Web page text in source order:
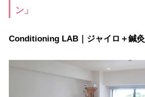
ン」
Conditioning LAB｜ジャイロ＋鍼灸